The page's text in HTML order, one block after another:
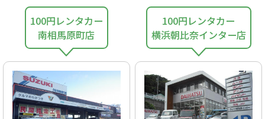
100円レンタカー
南相馬原町店
100円レンタカー
横浜朝比奈インター店